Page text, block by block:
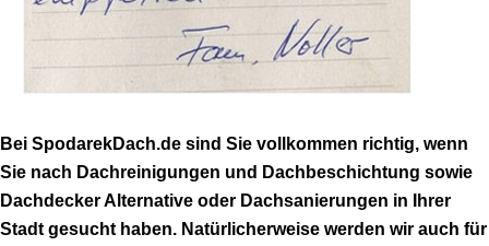
Bei SpodarekDach.de sind Sie vollkommen richtig, wenn
Sie nach Dachreinigungen und Dachbeschichtung sowie
Dachdecker Alternative oder Dachsanierungen in Ihrer
Stadt gesucht haben. Natürlicherweise werden wir auch für